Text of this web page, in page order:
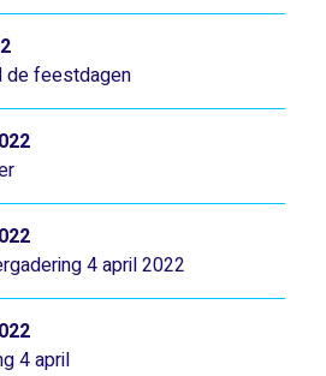
de feestdagen
4 april 2022
4 april